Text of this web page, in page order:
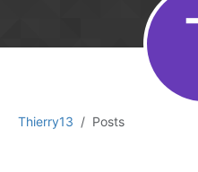
Thierry13 Posts